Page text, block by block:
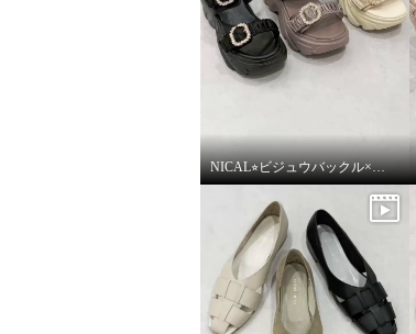
NICAL⭐︎ビジュウバックル×サテンベルトボリュームをご紹介いたします。